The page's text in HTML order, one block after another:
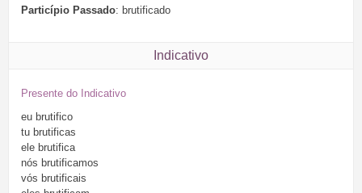
Particípio Passado: brutificado
Indicativo
Presente do Indicativo
eu brutifico
tu brutificas
ele brutifica
nós brutificamos
vós brutificais